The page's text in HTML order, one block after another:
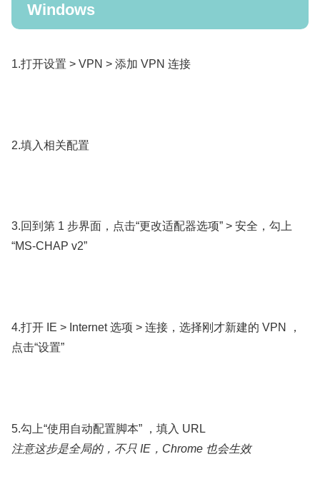
Windows
1.打开设置 > VPN > 添加 VPN 连接
2.填入相关配置
3.回到第 1 步界面，点击“更改适配器选项” > 安全，勾上
“MS-CHAP v2”
4.打开 IE > Internet 选项 > 连接，选择刚才新建的 VPN ，
点击“设置”
5.勾上“使用自动配置脚本” ，填入 URL
注意这步是全局的，不只 IE，Chrome 也会生效